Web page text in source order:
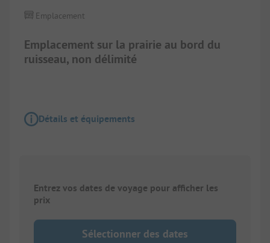
Emplacement sur la prairie au bord du
ruisseau, non délimité
Emplacement
Détails et équipements
Entrez vos dates de voyage pour afficher les
prix
Sélectionner des dates